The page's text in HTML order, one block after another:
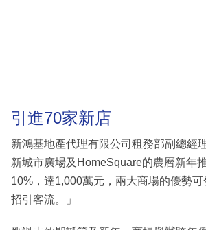
引進70家新店
新鴻基地產代理有限公司租務部副總經
新城市廣場及HomeSquare的農曆新年
10%，達1,000萬元，兩大商場的優勢
招引客流。」